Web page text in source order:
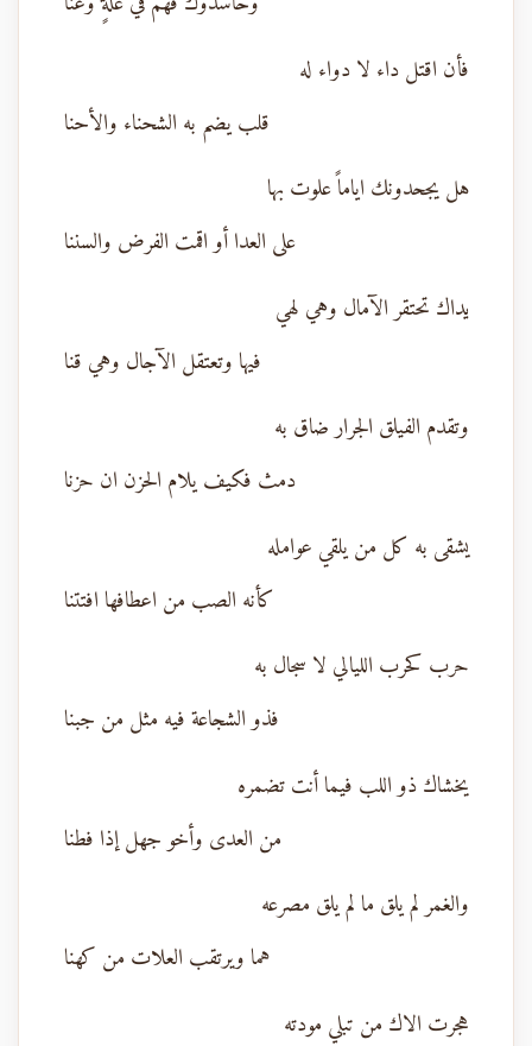
فأن اقتل داء لا دواء له
قلب يضم به الشحناء والأحنا
هل يجحدونك اياماً علوت بها
على العدا أو اقمت الفرض والسننا
يداك تحتقر الآمال وهي لهي
فيها وتعتقل الآجال وهي قنا
وتقدم الفيلق الجرار ضاق به
دمث فكيف يلام الحزن ان حزنا
يشقى به كل من يلقي عوامله
كأنه الصب من اعطافها افتتنا
حرب كحرب الليالي لا سجال به
فذو الشجاعة فيه مثل من جبنا
يخشاك ذو اللب فيما أنت تضمره
من العدى وأخو جهل إذا فطنا
والغمر لم يلق ما لم يلق مصرعه
هما ويرتقب العلات من كهنا
هجرت الاك من تبلي مودته